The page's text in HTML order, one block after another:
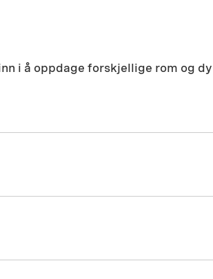
i å oppdage forskjellige rom og